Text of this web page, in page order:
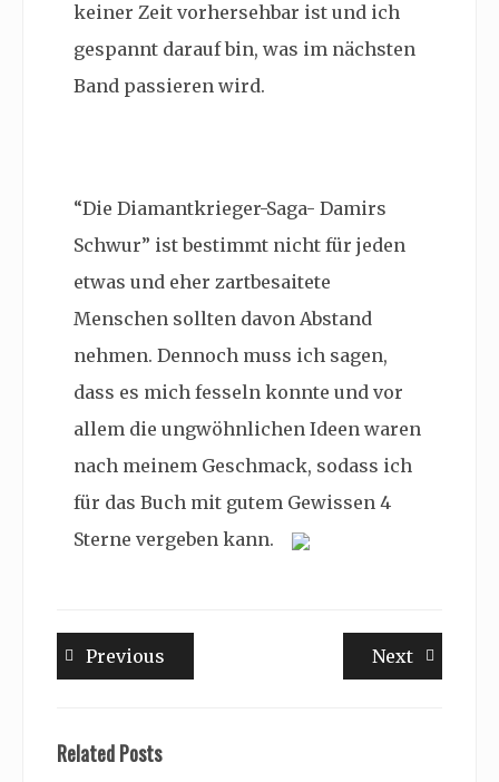
keiner Zeit vorhersehbar ist und ich
gespannt darauf bin, was im nächsten
Band passieren wird.
“Die Diamantkrieger-Saga- Damirs
Schwur” ist bestimmt nicht für jeden
etwas und eher zartbesaitete
Menschen sollten davon Abstand
nehmen. Dennoch muss ich sagen,
dass es mich fesseln konnte und vor
allem die ungwöhnlichen Ideen waren
nach meinem Geschmack, sodass ich
für das Buch mit gutem Gewissen 4
Sterne vergeben kann.
Beitragsnavigation
Previous NextNext
Related Posts